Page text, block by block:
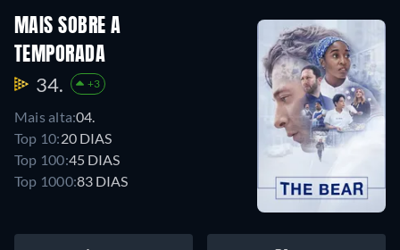
MAIS SOBRE A
TEMPORADA
34. +3
Mais alta:04.
Top 10:20 DIAS
Top 100:45 DIAS
Top 1000:83 DIAS